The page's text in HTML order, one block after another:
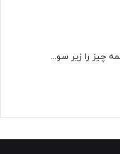
چیز را زیر سو...